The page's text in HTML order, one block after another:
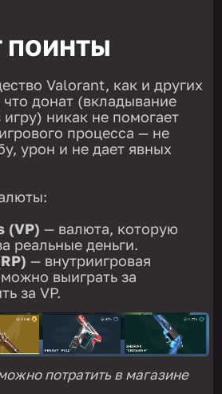
ПОИНТЫ
Valorant, как и других
донат (вкладывание
никак не помогает
процесса — не
урон и не дает явных
(VP) — валюта, которую
реальные деньги.
— внутриигровая
выиграть за
за VP.
потратить в магазине